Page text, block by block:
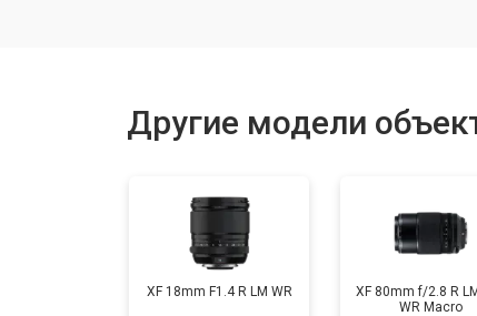
Другие модели
XF 18mm F1.4 R LM WR
XF 80mm f/2.8 R
WR Macro